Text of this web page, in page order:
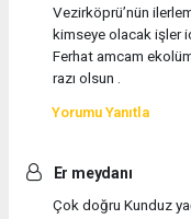
Vezirköprü’nün
kimseye olacak işler
Ferhat amcam
razı olsun .
Yorumu Yanıtla
Er meydanı
Çok doğru Kunduz